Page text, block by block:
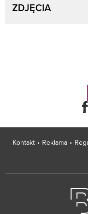
ZDJĘCIA
Kontakt Reklama